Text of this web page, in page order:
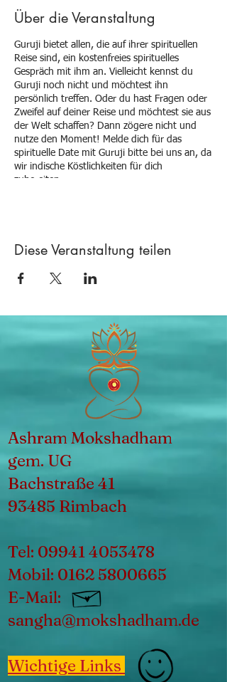
Über die Veranstaltung
Guruji bietet allen, die auf ihrer spirituellen
Reise sind, ein kostenfreies spirituelles
Gespräch mit ihm an. Vielleicht kennst du
Guruji noch nicht und möchtest ihn
persönlich treffen. Oder du hast Fragen oder
Zweifel auf deiner Reise und möchtest sie aus
der Welt schaffen? Dann zögere nicht und
nutze den Moment! Melde dich für das
spirituelle Date mit Guruji bitte bei uns an, da
wir indische Köstlichkeiten für dich
zubereiten.
Diese Veranstaltung teilen
Ashram Mokshadham
gem. UG
Bachstraße 41
93485 Rimbach
Tel: 09941 4053478
Mobil: 0162 5800665
E-Mail:
sangha@mokshadham.de
Wichtige Links